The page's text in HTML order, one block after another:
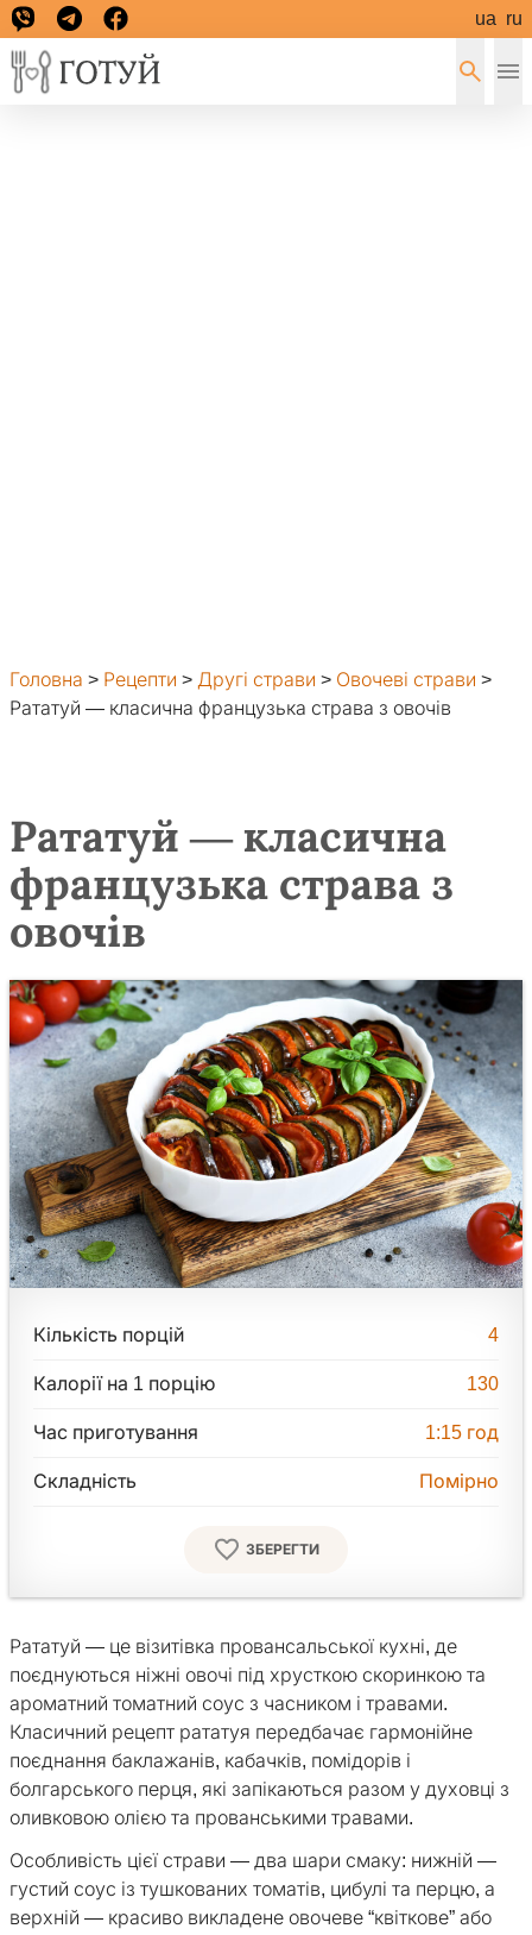
ua ru
Головна > Рецепти > Другі страви > Овочеві страви >
Рататуй — класична французька страва з овочів
Рататуй — класична
французька страва з
овочів
Кількість порцій 4
Калорії на 1 порцію 130
Час приготування 1:15 год
Складність Помірно
ЗБЕРЕГТИ
Рататуй — це візитівка провансальської кухні, де
поєднуються ніжні овочі під хрусткою скоринкою та
ароматний томатний соус з часником і травами.
Класичний рецепт рататуя передбачає гармонійне
поєднання баклажанів, кабачків, помідорів і
болгарського перця, які запікаються разом у духовці з
оливковою олією та прованськими травами.
Особливість цієї страви — два шари смаку: нижній —
густий соус із тушкованих томатів, цибулі та перцю, а
верхній — красиво викладене овочеве “квіткове” або